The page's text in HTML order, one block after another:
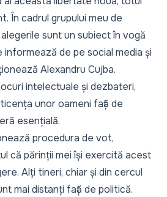
În cadrul grupului meu de
sunt un subiect în vogă
de pe social media și
Alexandru Cujba.
intelectuale și dezbateri,
unor oameni față de
esențială.
procedura de vot,
că părinții mei își exercită acest
Alți tineri, chiar și din cercul
mai distanți față de politică.